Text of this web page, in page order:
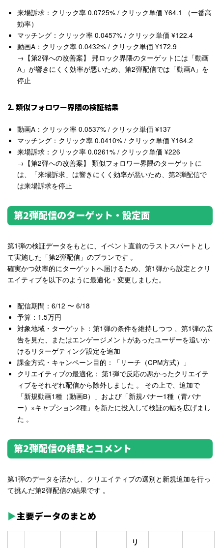
来場訴求 ：クリック率 0.0725% / クリック単価 ¥64.1
（一番高
効率）
マッチング ：クリック率 0.0457% / クリック単価 ¥122.4
動画A ：クリック率 0.0432% / クリック単価 ¥172.9
→ 【第2弾への改善案】 邦ロック界隈のターゲットには「動画
A」が響きにくく効率が悪いため、 第2弾配信では「動画A」を
停止
2. 類似フォロワー界隈の検証結果
動画A ：クリック率 0.0537% / クリック単価 ¥137
マッチング ：クリック率 0.0410% / クリック単価 ¥164.2
来場訴求 ：クリック率 0.0261% / クリック単価 ¥226
→【第2弾への改善案】 類似フォロワー界隈のターゲットに
は、「来場訴求」は響きにくく効率が悪いため、 第2弾配信で
は来場訴求を停止
第2弾配信のターゲット・設定面
第1弾の検証データをもとに、イベント直前のラストスパートとし
て実施した「第2弾配信」のプランです 。
確実かつ効率的にターゲットへ届けるため、第1弾から設定とクリ
エイティブを以下のように最適化・変更しました。
配信期間 ：6/12 〜 6/18
予算 ：1.5万円
対象地域・ターゲット ：第1弾の条件を維持しつつ
、第1弾の広
告を見た、またはエンゲージメントがあったユーザーを追いか
ける リターゲティング設定を追加
課金方式・キャンペーン目的 ：
「リーチ（CPM方式）」
クリエイティブの最適化 ： 第1弾で反応の悪かったクリエイテ
ィブをそれぞれ配信から除外しました 。 その上で、 追加で
「新規動画1種（動画B）」および「新規バナー1種（青バナ
ー）×キャプション2種」を新たに投入 して検証の幅を広げまし
た 。
第2弾配信の結果とコメント
第1弾のデータを活かし、クリエイティブの選別と新規追加を行っ
て挑んだ第2弾配信の結果です 。
主要データのまとめ
リ